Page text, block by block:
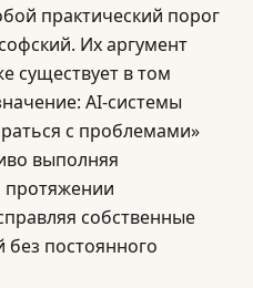
практический порог
Их аргумент
существует в том
AI-системы
с проблемами»
выполняя
протяжении
собственные
без постоянного